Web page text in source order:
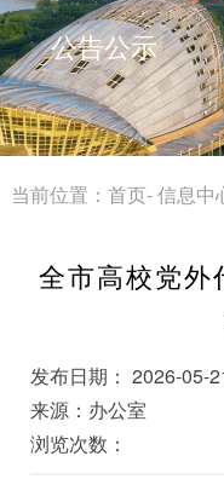
公告公示
当前位置： 首页-信息中
全市高校党外
发布日期： 2026-05-
来源：办公室
浏览次数：